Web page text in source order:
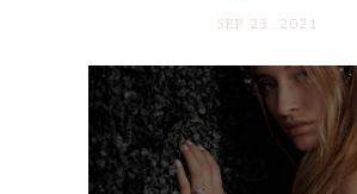
SEP 23. 2021